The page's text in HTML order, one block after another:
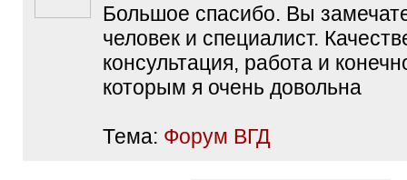
Большое спасибо. Вы
человек и специалист.
консультация, работа и
которым я очень довольна
Тема: Форум ВГД